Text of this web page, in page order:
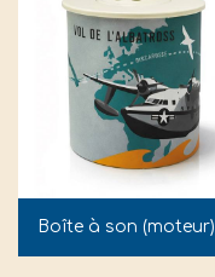
Boîte à son (moteur)